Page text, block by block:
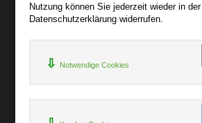
+Nutzung können Sie jederzeit wieder in der
Datenschutzerklärung widerrufen.
Notwendige Cookies